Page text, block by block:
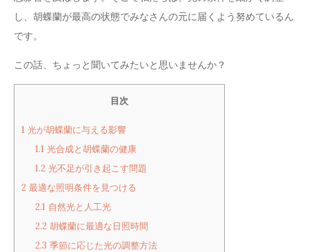
し、胡蝶蘭が最高の状態でみなさんの元に届くよう努めているん
です。
この話、ちょっと聞いてみたいと思いませんか？
目次
1 光が胡蝶蘭に与える影響
1.1 光合成と胡蝶蘭の健康
1.2 光不足が引き起こす問題
2 最適な照明条件を見つける
2.1 自然光と人工光
2.2 胡蝶蘭に最適な日照時間
2.3 季節に応じた光の調整方法